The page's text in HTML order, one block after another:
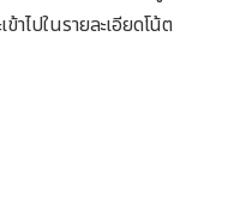
าไปในรายละเอียดโน้ต